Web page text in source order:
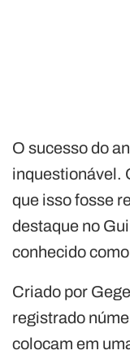
O sucesso do
inquestionável.
que isso fosse
destaque no
conhecido
Criado por
registrado
colocam em